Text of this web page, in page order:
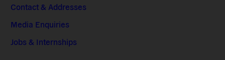
Contact & Addresses
Media Enquiries
Jobs & Internships